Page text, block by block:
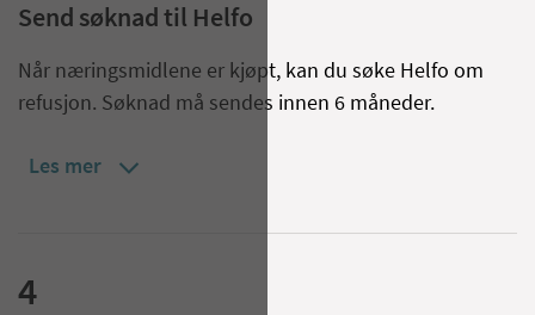
Send søknad til Helfo
Når næringsmidlene er kjøpt, kan du søke Helfo om
refusjon. Søknad må sendes innen 6 måneder.
Les mer
4